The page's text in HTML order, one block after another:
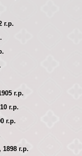
г.р.
г.р.
г.р.
г.р.
г.р.